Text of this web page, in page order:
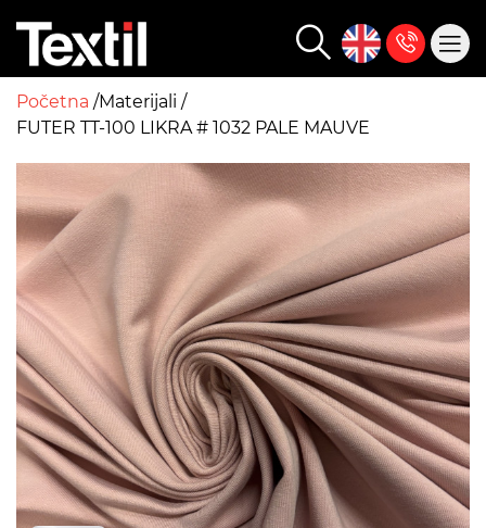
Početna Materijali
FUTER TT-100 LIKRA # 1032 PALE MAUVE